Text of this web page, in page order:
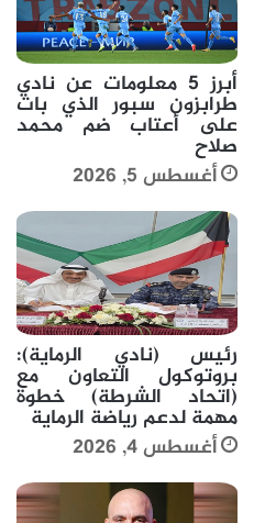
أبرز 5 معلومات عن نادي
طرابزون سبور الذي بات
على أعتاب ضم محمد
صلاح
أغسطس 5, 2026
رئيس (نادي الرماية):
بروتوكول التعاون مع
(اتحاد الشرطة) خطوة
مهمة لدعم رياضة الرماية
أغسطس 4, 2026